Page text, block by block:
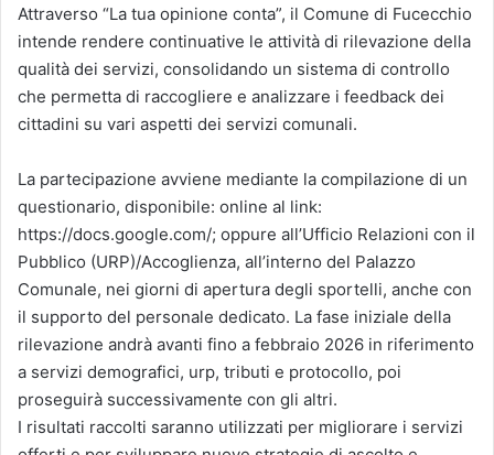
Attraverso “La tua opinione conta”, il Comune di Fucecchio
intende rendere continuative le attività di rilevazione della
qualità dei servizi, consolidando un sistema di controllo
che permetta di raccogliere e analizzare i feedback dei
cittadini su vari aspetti dei servizi comunali.
La partecipazione avviene mediante la compilazione di un
questionario, disponibile: online al link:
https://docs.google.com/; oppure all’Ufficio Relazioni con il
Pubblico (URP)/Accoglienza, all’interno del Palazzo
Comunale, nei giorni di apertura degli sportelli, anche con
il supporto del personale dedicato. La fase iniziale della
rilevazione andrà avanti fino a febbraio 2026 in riferimento
a servizi demografici, urp, tributi e protocollo, poi
proseguirà successivamente con gli altri.
I risultati raccolti saranno utilizzati per migliorare i servizi